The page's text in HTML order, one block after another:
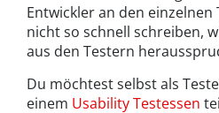
Entwickler an den
nicht so schnell schreiben,
aus den Testern
Du möchtest selbst als
einem Usability Testessen